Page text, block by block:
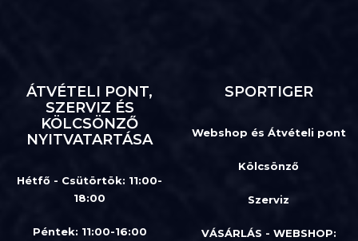
ÁTVÉTELI PONT,
SZERVIZ ÉS
KÖLCSÖNZŐ
NYITVATARTÁSA
Hétfő - Csütörtök: 11:00-
18:00
Péntek: 11:00-16:00
SPORTIGER
Webshop és Átvételi pont
Kölcsönző
Szerviz
VÁSÁRLÁS - WEBSHOP: